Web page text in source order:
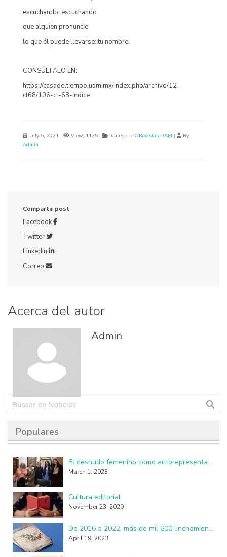
escuchando, escuchando
que alguien pronuncie
lo que él puede llevarse: tu nombre.
CONSÚLTALO EN:
https://casadeltiempo.uam.mx/index.php/archivo/12-
ct68/106-ct-68-indice
July 5, 2021 | View: 1125 | Categories: Revistas UAM |
By:
Admin
Compartir post
Facebook
Twitter
Linkedin
Correo
Acerca del autor
Admin
Populares
El desnudo femenino como autorepresentación resulta perturbador y subversivo
March 1, 2023
Cultura editorial
November 23, 2020
De 2016 a 2022, más de mil 600 linchamientos en México: investigadores de la UAM
April 19, 2023